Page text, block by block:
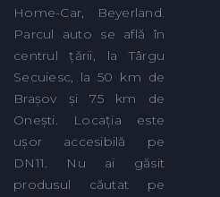
Home-Car, Beyerland.
Parcul auto se află în
centrul țării, la Târgu
Secuiesc, la 50 km de
Brașov și 75 km de
Onești. Locația este
ușor accesibilă pe
DN11. Nu ai găsit
produsul căutat pe